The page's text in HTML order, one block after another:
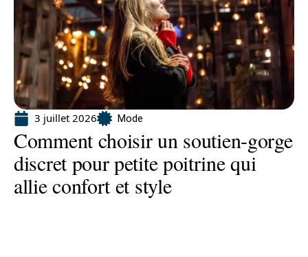
3 juillet 2026 Mode
Comment choisir un soutien-gorge
discret pour petite poitrine qui
allie confort et style